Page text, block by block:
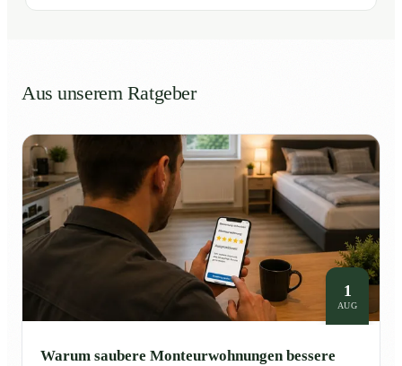
Aus unserem Ratgeber
1
AUG
Warum saubere Monteurwohnungen bessere